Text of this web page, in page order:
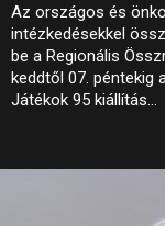
Az országos és
intézkedésekkel
be a Regionális
keddtől 07. péntekig
Játékok 95 kiállítás…